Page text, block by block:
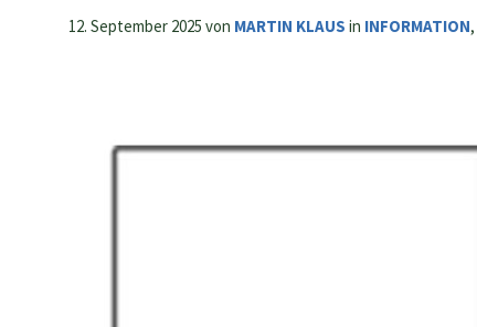
12. September 2025 von MARTIN KLAUS in INFORMATION,